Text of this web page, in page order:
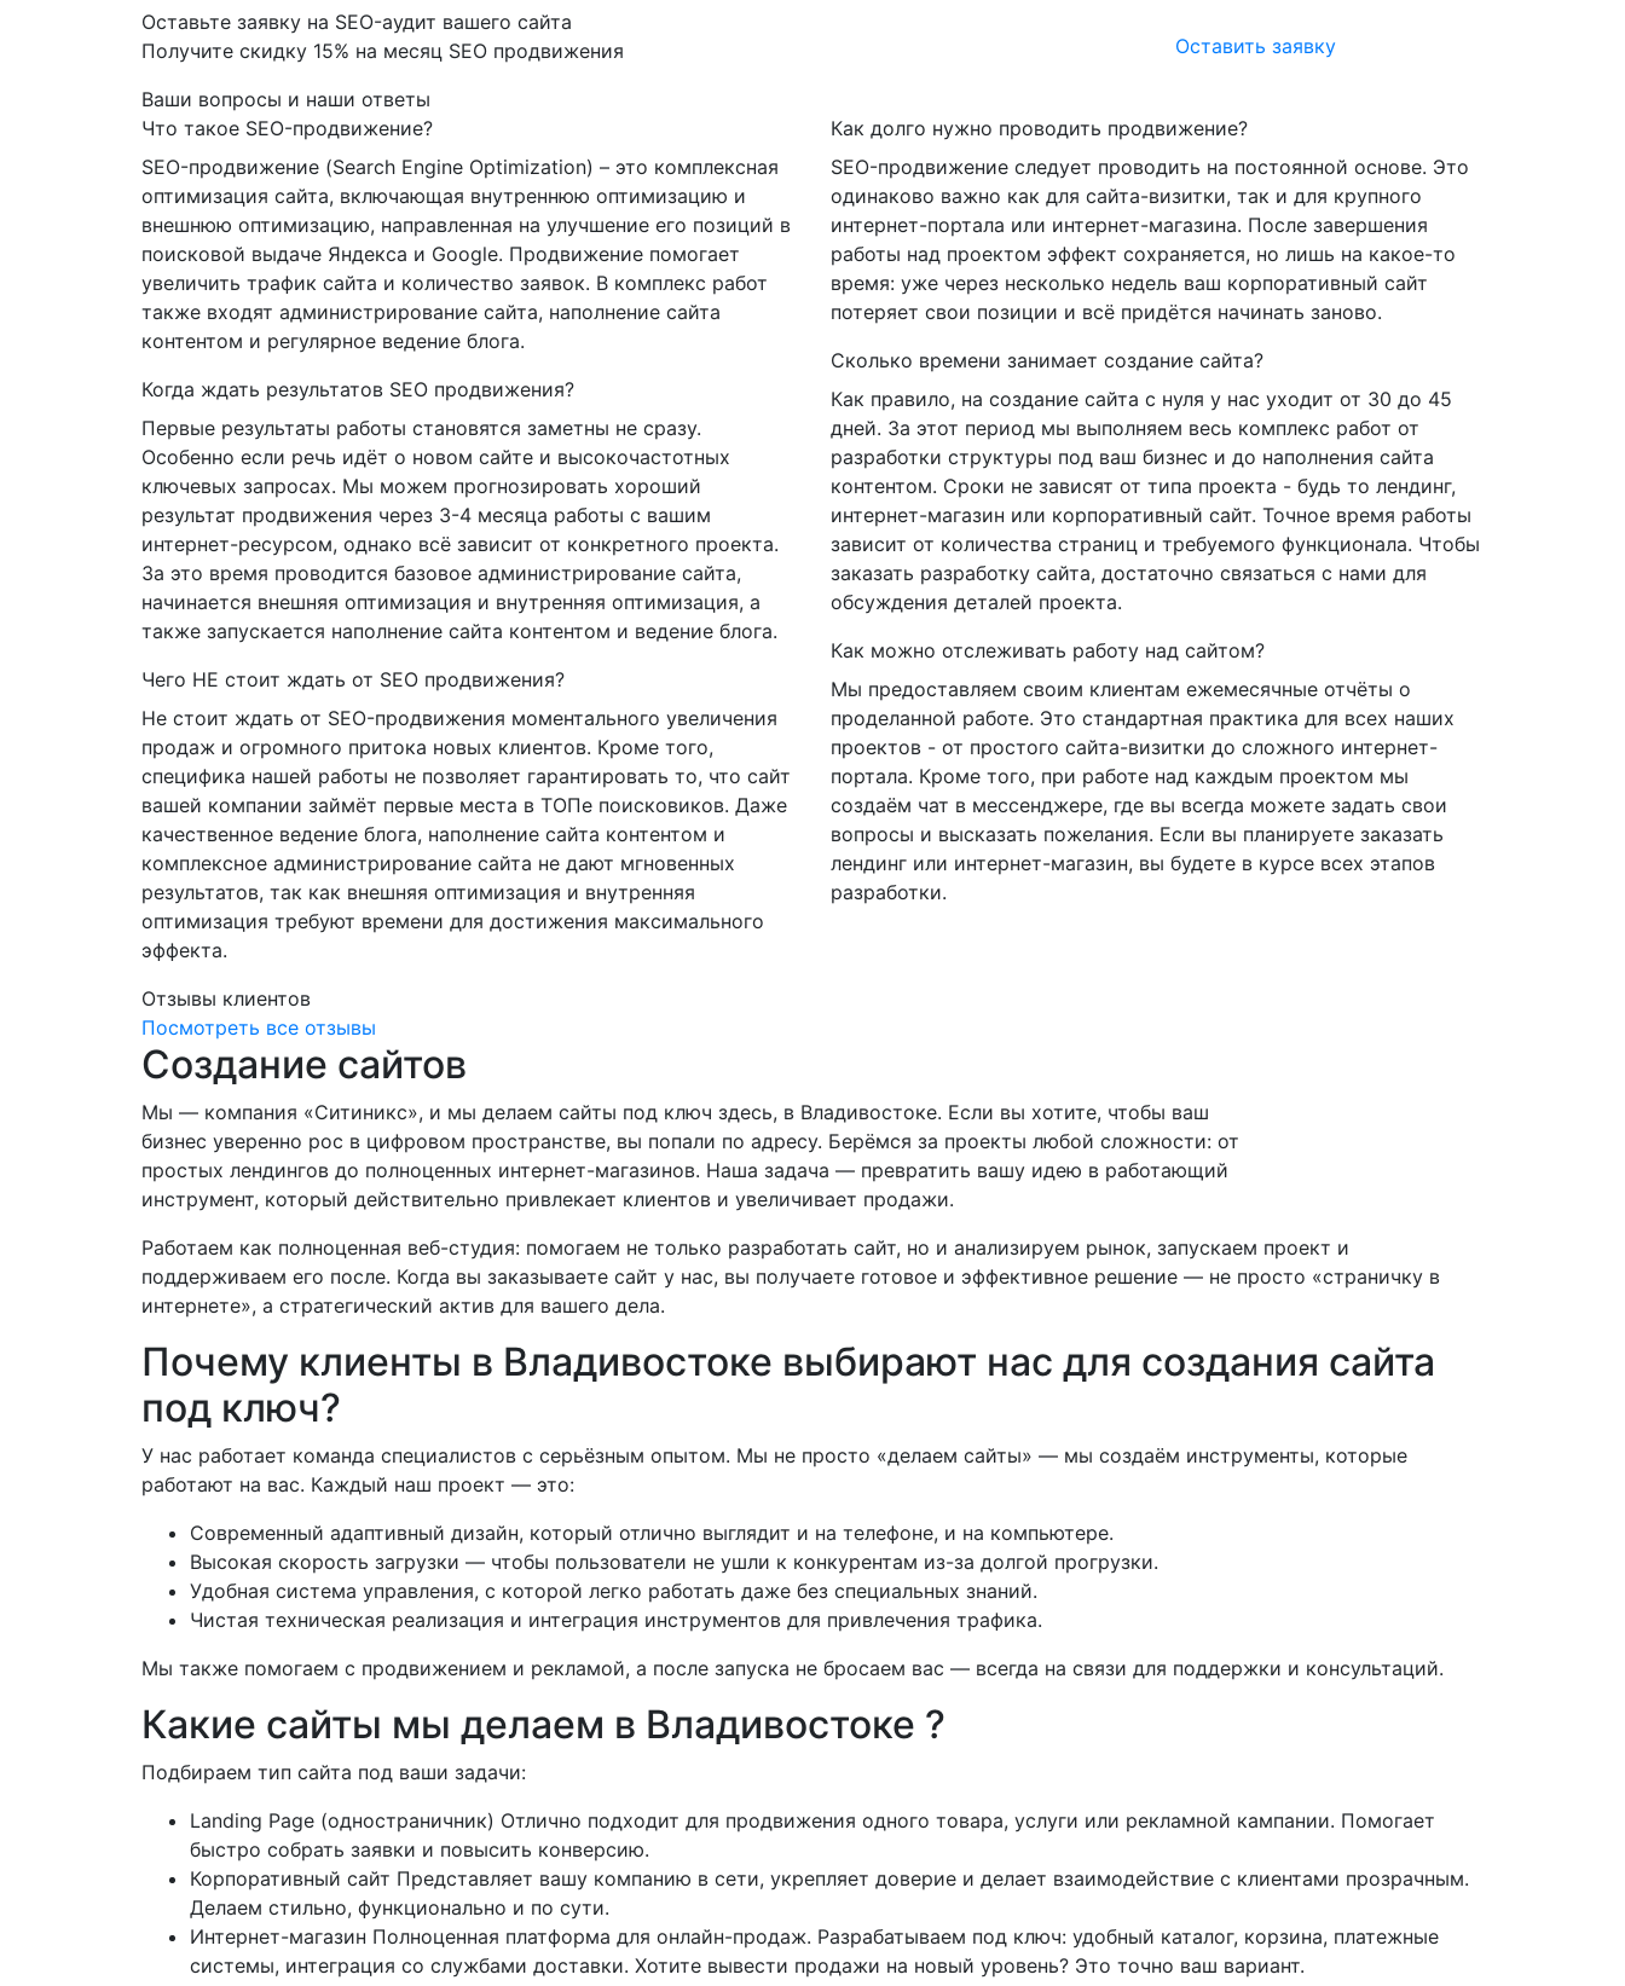
Оставьте заявку на SEO-аудит вашего сайта
Получите скидку 15% на месяц SEO продвижения Оставить заявку
Ваши вопросы и наши ответы
Что такое SEO-продвижение?
SEO-продвижение (Search Engine Optimization) – это комплексная
оптимизация сайта, включающая внутреннюю оптимизацию и
внешнюю оптимизацию, направленная на улучшение его позиций в
поисковой выдаче Яндекса и Google. Продвижение помогает
увеличить трафик сайта и количество заявок. В комплекс работ
также входят администрирование сайта, наполнение сайта
контентом и регулярное ведение блога.
Когда ждать результатов SEO продвижения?
Первые результаты работы становятся заметны не сразу.
Особенно если речь идёт о новом сайте и высокочастотных
ключевых запросах. Мы можем прогнозировать хороший
результат продвижения через 3-4 месяца работы с вашим
интернет-ресурсом, однако всё зависит от конкретного проекта.
За это время проводится базовое администрирование сайта,
начинается внешняя оптимизация и внутренняя оптимизация, а
также запускается наполнение сайта контентом и ведение блога.
Чего НЕ стоит ждать от SEO продвижения?
Не стоит ждать от SEO-продвижения моментального увеличения
продаж и огромного притока новых клиентов. Кроме того,
специфика нашей работы не позволяет гарантировать то, что сайт
вашей компании займёт первые места в ТОПе поисковиков. Даже
качественное ведение блога, наполнение сайта контентом и
комплексное администрирование сайта не дают мгновенных
результатов, так как внешняя оптимизация и внутренняя
оптимизация требуют времени для достижения максимального
эффекта.
Как долго нужно проводить продвижение?
SEO-продвижение следует проводить на постоянной основе. Это
одинаково важно как для сайта-визитки, так и для крупного
интернет-портала или интернет-магазина. После завершения
работы над проектом эффект сохраняется, но лишь на какое-то
время: уже через несколько недель ваш корпоративный сайт
потеряет свои позиции и всё придётся начинать заново.
Сколько времени занимает создание сайта?
Как правило, на создание сайта с нуля у нас уходит от 30 до 45
дней. За этот период мы выполняем весь комплекс работ от
разработки структуры под ваш бизнес и до наполнения сайта
контентом. Сроки не зависят от типа проекта - будь то лендинг,
интернет-магазин или корпоративный сайт. Точное время работы
зависит от количества страниц и требуемого функционала. Чтобы
заказать разработку сайта, достаточно связаться с нами для
обсуждения деталей проекта.
Как можно отслеживать работу над сайтом?
Мы предоставляем своим клиентам ежемесячные отчёты о
проделанной работе. Это стандартная практика для всех наших
проектов - от простого сайта-визитки до сложного интернет-
портала. Кроме того, при работе над каждым проектом мы
создаём чат в мессенджере, где вы всегда можете задать свои
вопросы и высказать пожелания. Если вы планируете заказать
лендинг или интернет-магазин, вы будете в курсе всех этапов
разработки.
Отзывы клиентов
Посмотреть все отзывы
Создание сайтов
Мы — компания «Ситиникс», и мы делаем сайты под ключ здесь, в Владивостоке. Если вы хотите, чтобы ваш
бизнес уверенно рос в цифровом пространстве, вы попали по адресу. Берёмся за проекты любой сложности: от
простых лендингов до полноценных интернет-магазинов. Наша задача — превратить вашу идею в работающий
инструмент, который действительно привлекает клиентов и увеличивает продажи.
Работаем как полноценная веб-студия: помогаем не только разработать сайт, но и анализируем рынок, запускаем проект и
поддерживаем его после. Когда вы заказываете сайт у нас, вы получаете готовое и эффективное решение — не просто «страничку в
интернете», а стратегический актив для вашего дела.
Почему клиенты в Владивостоке выбирают нас для создания сайта
под ключ?
У нас работает команда специалистов с серьёзным опытом. Мы не просто «делаем сайты» — мы создаём инструменты, которые
работают на вас. Каждый наш проект — это:
Современный адаптивный дизайн, который отлично выглядит и на телефоне, и на компьютере.
Высокая скорость загрузки — чтобы пользователи не ушли к конкурентам из-за долгой прогрузки.
Удобная система управления, с которой легко работать даже без специальных знаний.
Чистая техническая реализация и интеграция инструментов для привлечения трафика.
Мы также помогаем с продвижением и рекламой, а после запуска не бросаем вас — всегда на связи для поддержки и консультаций.
Какие сайты мы делаем в Владивостоке ?
Подбираем тип сайта под ваши задачи:
Landing Page (одностраничник) Отлично подходит для продвижения одного товара, услуги или рекламной кампании. Помогает
быстро собрать заявки и повысить конверсию.
Корпоративный сайт Представляет вашу компанию в сети, укрепляет доверие и делает взаимодействие с клиентами прозрачным.
Делаем стильно, функционально и по сути.
Интернет-магазин Полноценная платформа для онлайн-продаж. Разрабатываем под ключ: удобный каталог, корзина, платежные
системы, интеграция со службами доставки. Хотите вывести продажи на новый уровень? Это точно ваш вариант.